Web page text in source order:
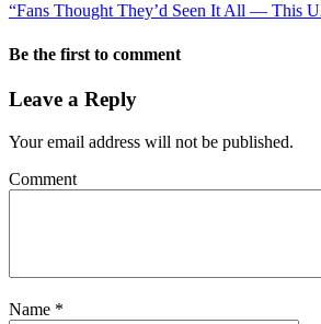
“Fans Thought They’d Seen It All — This
Be the first to comment
Leave a Reply
Your email address will not be published.
Comment
Name *